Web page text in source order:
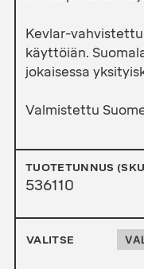
Kevlar-
käyttöiän.
jokaisessa
Valmistettu
TUOTETUNNUS
536110
VALITSE